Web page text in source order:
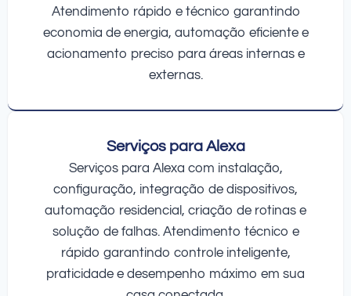
Atendimento rápido e técnico garantindo
economia de energia, automação eficiente e
acionamento preciso para áreas internas e
externas.
Serviços para Alexa
Serviços para Alexa com instalação,
configuração, integração de dispositivos,
automação residencial, criação de rotinas e
solução de falhas. Atendimento técnico e
rápido garantindo controle inteligente,
praticidade e desempenho máximo em sua